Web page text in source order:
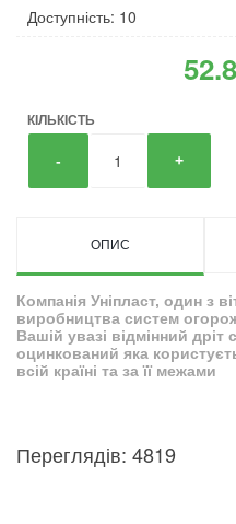
Доступність: 10
КІЛЬКІСТЬ
- +
ОПИС
Компанія Уніпласт, один з
виробництва систем
Вашій увазі відмінний
оцинкований яка
всій країні та за її межами
Переглядів: 4819